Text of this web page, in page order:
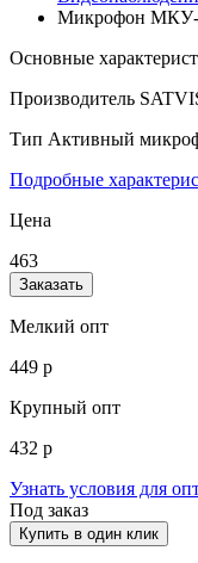
Микрофон
Основные
Производитель
Тип Активный
Подробные
Цена
463
Заказать
Мелкий опт
449 р
Крупный опт
432 р
Узнать условия для
Под заказ
Купить в один клик